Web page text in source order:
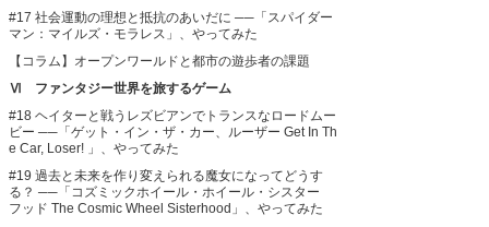
#17 社会運動の理想と抵抗のあいだに ──「スパイダー
マン：マイルズ・モラレス」、やってみた
【コラム】オープンワールドと都市の遊歩者の課題
Ⅵ ファンタジー世界を旅するゲーム
#18 ヘイターと戦うレズビアンでトランスなロードムー
ビー ──「ゲット・イン・ザ・カー、ルーザー Get In Th
e Car, Loser! 」、やってみた
#19 過去と未来を作り変えられる魔女になってどうす
る？ ──「コズミックホイール・ホイール・シスター
フッド The Cosmic Wheel Sisterhood」、やってみた